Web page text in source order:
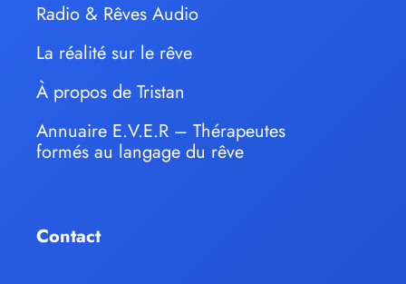
Radio & Rêves Audio
La réalité sur le rêve
À propos de Tristan
Annuaire E.V.E.R – Thérapeutes
formés au langage du rêve
Contact